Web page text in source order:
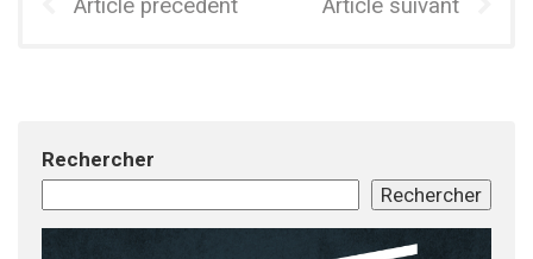
Article précédent Article suivant
Rechercher
Rechercher